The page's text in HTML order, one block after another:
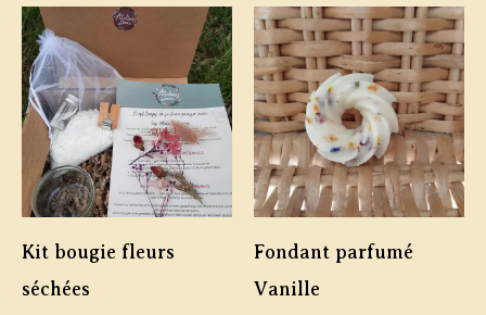
Kit bougie fleurs
séchées
Fondant parfumé
Vanille